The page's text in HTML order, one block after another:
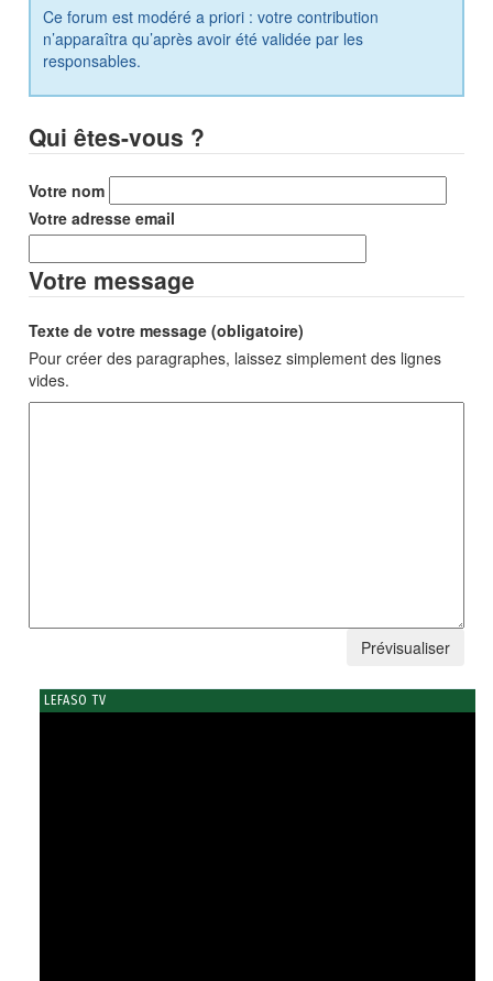
Ce forum est modéré a priori : votre contribution
n’apparaîtra qu’après avoir été validée par les
responsables.
Qui êtes-vous ?
Votre nom
Votre adresse email
Votre message
Texte de votre message (obligatoire)
Pour créer des paragraphes, laissez simplement des lignes
vides.
LEFASO TV